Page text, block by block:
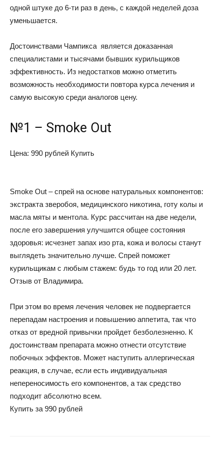
одной штуке до 6-ти раз в день, с каждой неделей доза
уменьшается.
Достоинствами Чампикса является доказанная
специалистами и тысячами бывших курильщиков
эффективность. Из недостатков можно отметить
возможность необходимости повтора курса лечения и
самую высокую среди аналогов цену.
№1 – Smoke Out
Цена: 990 рублей Купить
Smoke Out – спрей на основе натуральных компонентов:
экстракта зверобоя, медицинского никотина, готу колы и
масла мяты и ментола. Курс рассчитан на две недели,
после его завершения улучшится общее состояния
здоровья: исчезнет запах изо рта, кожа и волосы станут
выглядеть значительно лучше. Спрей поможет
курильщикам с любым стажем: будь то год или 20 лет.
Отзыв от Владимира.
При этом во время лечения человек не подвергается
перепадам настроения и повышению аппетита, так что
отказ от вредной привычки пройдет безболезненно. К
достоинствам препарата можно отнести отсутствие
побочных эффектов. Может наступить аллергическая
реакция, в случае, если есть индивидуальная
непереносимость его компонентов, а так средство
подходит абсолютно всем.
Купить за 990 рублей